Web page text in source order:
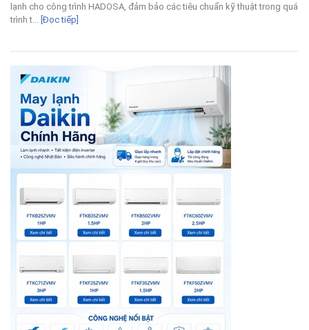
lạnh cho công trình HADOSA, đảm bảo các tiêu chuẩn kỹ thuật trong quá
trình t... [Đọc tiếp]